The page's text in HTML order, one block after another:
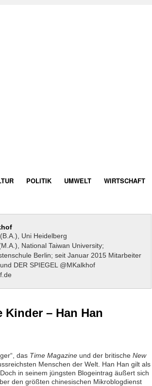
POLITIK UMWELT WIRTSCHAFT
Uni Heidelberg
National Taiwan University;
Berlin; seit Januar 2015 Mitarbeiter
DER SPIEGEL @MKalkhof
– Han Han
das Time Magazine und der britische New
Menschen der Welt. Han Han gilt als
in seinem jüngsten Blogeintrag äußert sich
den größten chinesischen Mikroblogdienst